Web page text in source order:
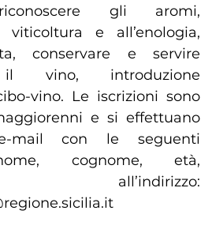
gli aromi,
e all’enologia,
conservare e servire
il vino, introduzione
vino. Le iscrizioni sono
e si effettuano
mail con le seguenti
cognome, età,
all’indirizzo: